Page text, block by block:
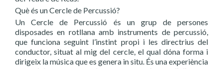
Què és un Cercle de Percussió?
Un Cercle de Percussió és un grup de persones
disposades en rotllana amb instruments de percussió,
que funciona seguint l’instint propi i les directrius del
conductor, situat al mig del cercle, el qual dóna forma i
dirigeix la música que es genera in situ. És una experiència